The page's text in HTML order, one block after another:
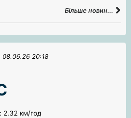
Більше новин...
08.06.26 20:18
2.32 км/год